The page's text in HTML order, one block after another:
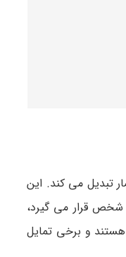
تبدیل می‌ کند. این
شخص قرار می‌ گیرد،
و برخی تمایل